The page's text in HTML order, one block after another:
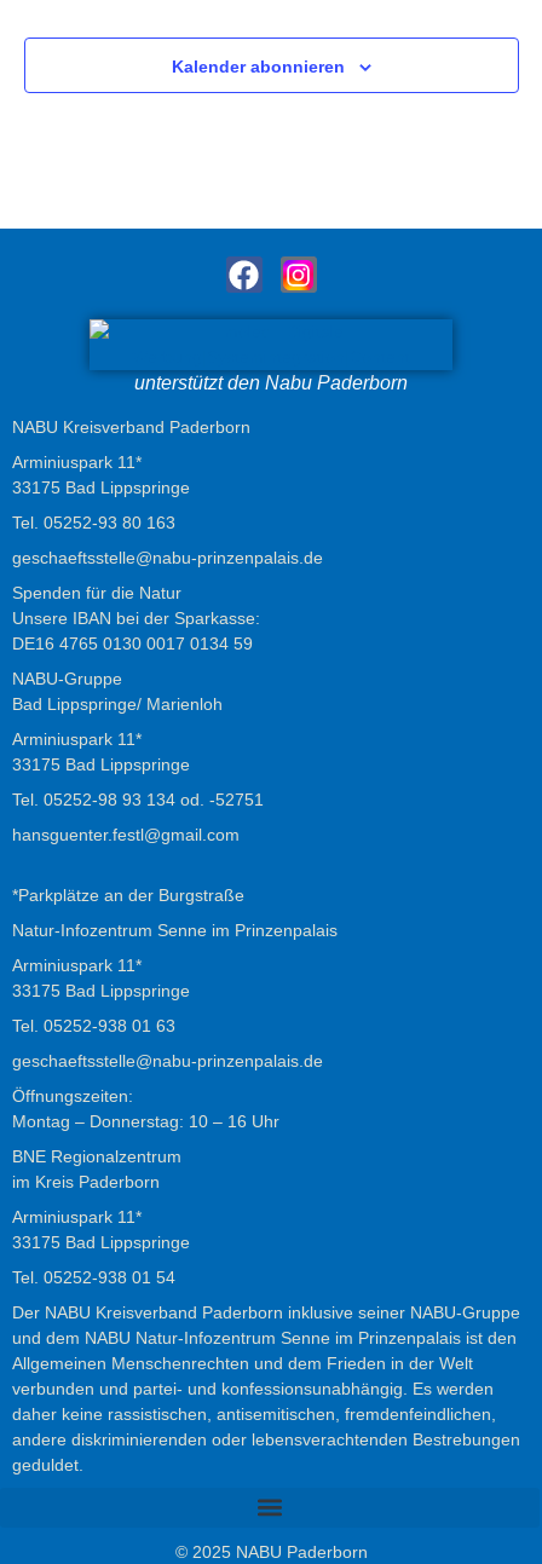
Kalender abonnieren
unterstützt den Nabu Paderborn
NABU Kreisverband Paderborn
Arminiuspark 11*
33175 Bad Lippspringe
Tel. 05252-93 80 163
geschaeftsstelle@nabu-prinzenpalais.de
Spenden für die Natur
Unsere IBAN bei der Sparkasse:
DE16 4765 0130 0017 0134 59
NABU-Gruppe
Bad Lippspringe/ Marienloh
Arminiuspark 11*
33175 Bad Lippspringe
Tel. 05252-98 93 134 od. -52751
hansguenter.festl@gmail.com
*Parkplätze an der Burgstraße
Natur-Infozentrum Senne im Prinzenpalais
Arminiuspark 11*
33175 Bad Lippspringe
Tel. 05252-938 01 63
geschaeftsstelle@nabu-prinzenpalais.de
Öffnungszeiten:
Montag – Donnerstag: 10 – 16 Uhr
BNE Regionalzentrum
im Kreis Paderborn
Arminiuspark 11*
33175 Bad Lippspringe
Tel. 05252-938 01 54
Der NABU Kreisverband Paderborn inklusive seiner NABU-Gruppe
und dem NABU Natur-Infozentrum Senne im Prinzenpalais ist den
Allgemeinen Menschenrechten und dem Frieden in der Welt
verbunden und partei- und konfessionsunabhängig. Es werden
daher keine rassistischen, antisemitischen, fremdenfeindlichen,
andere diskriminierenden oder lebensverachtenden Bestrebungen
geduldet.
© 2025 NABU Paderborn